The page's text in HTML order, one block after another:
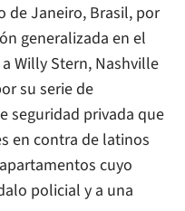
de Janeiro, Brasil, por
generalizada en el
Willy Stern, Nashville
su serie de
seguridad privada que
en contra de latinos
cuyo
policial y a una